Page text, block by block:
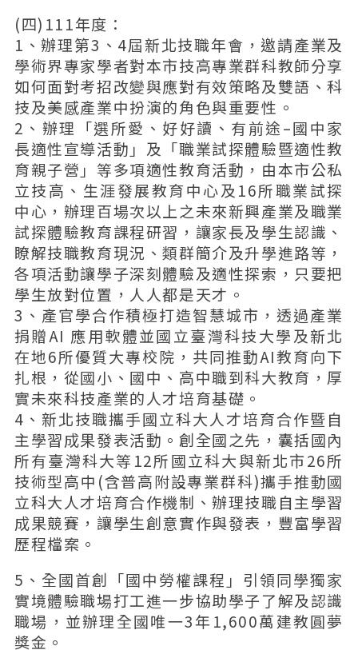
(四)111年度：
1、辦理第3、4屆新北技職年會，邀請產業及
學術界專家學者對本市技高專業群科教師分享
如何面對考招改變與應對有效策略及雙語、科
技及美感產業中扮演的角色與重要性。
2、辦理「選所愛、好好讀、有前途–國中家
長適性宣導活動」及「職業試探體驗暨適性教
育親子營」等多項適性教育活動，由本市公私
立技高、生涯發展教育中心及16所職業試探
中心，辦理百場次以上之未來新興產業及職業
試探體驗教育課程研習，讓家長及學生認識、
瞭解技職教育現況、類群簡介及升學進路等，
各項活動讓學子深刻體驗及適性探索，只要把
學生放對位置，人人都是天才。
3、產官學合作積極打造智慧城市，透過產業
捐贈AI 應用軟體並國立臺灣科技大學及新北
在地6所優質大專校院，共同推動AI教育向下
扎根，從國小、國中、高中職到科大教育，厚
實未來科技產業的人才培育基礎。
4、新北技職攜手國立科大人才培育合作暨自
主學習成果發表活動。創全國之先，囊括國內
所有臺灣科大等12所國立科大與新北市26所
技術型高中(含普高附設專業群科)攜手推動國
立科大人才培育合作機制、辦理技職自主學習
成果競賽，讓學生創意實作與發表，豐富學習
歷程檔案。
5、全國首創「國中勞權課程」引領同學獨家
實境體驗職場打工進一步協助學子了解及認識
職場，並辦理全國唯一3年1,600萬建教圓夢
獎金。